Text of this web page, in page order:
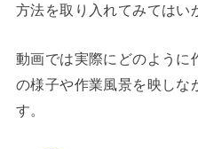
方法を取り入れてみてはい
動画では実際にどのように
の様子や作業風景を映しな
す。